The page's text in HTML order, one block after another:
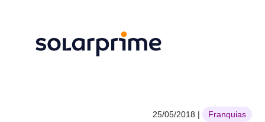
25/05/2018 | Franquias